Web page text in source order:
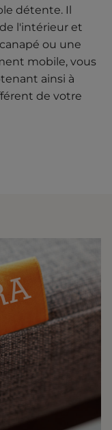
détente. Il
l'intérieur et
ou une
mobile, vous
ainsi à
de votre